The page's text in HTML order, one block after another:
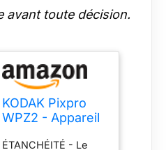
avant toute décision.
KODAK Pixpro
WPZ2 - Appareil
ÉTANCHÉITÉ - Le